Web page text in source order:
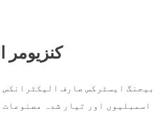
کنزیومر
بیجنگ ایسٹرکس صارف
اسمبلیوں اور تیار شدہ